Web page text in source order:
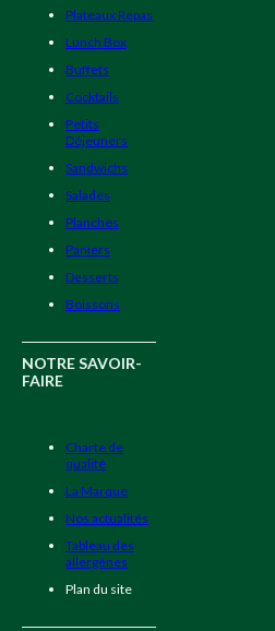
Plateaux Repas
Lunch Box
Buffets
Cocktails
Petits
Déjeuners
Sandwichs
Salades
Planches
Paniers
Desserts
Boissons
NOTRE SAVOIR-
FAIRE
Charte de
qualité
La Marque
Nos actualités
Tableau des
allergènes
Plan du site